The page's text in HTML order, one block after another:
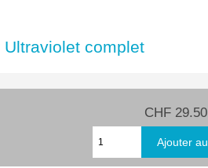
complet
CHF 29.50